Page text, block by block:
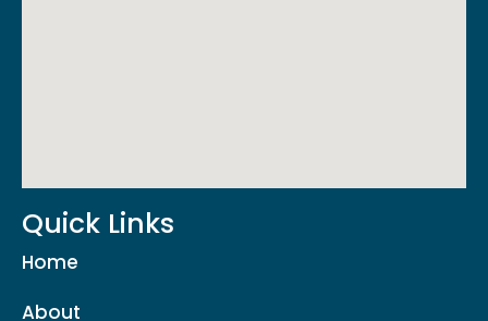
Quick Links
Home
About